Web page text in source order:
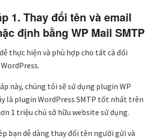
1. Thay đổi tên và email
định bằng WP Mail SMTP
thực hiện và phù hợp cho tất cả đối
này, chúng tôi sẽ sử dụng plugin WP
là plugin WordPress SMTP tốt nhất trên
1 triệu chủ sở hữu website sử dụng.
bạn dễ dàng thay đổi tên người gửi và